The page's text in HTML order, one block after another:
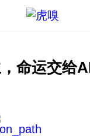
命运交给